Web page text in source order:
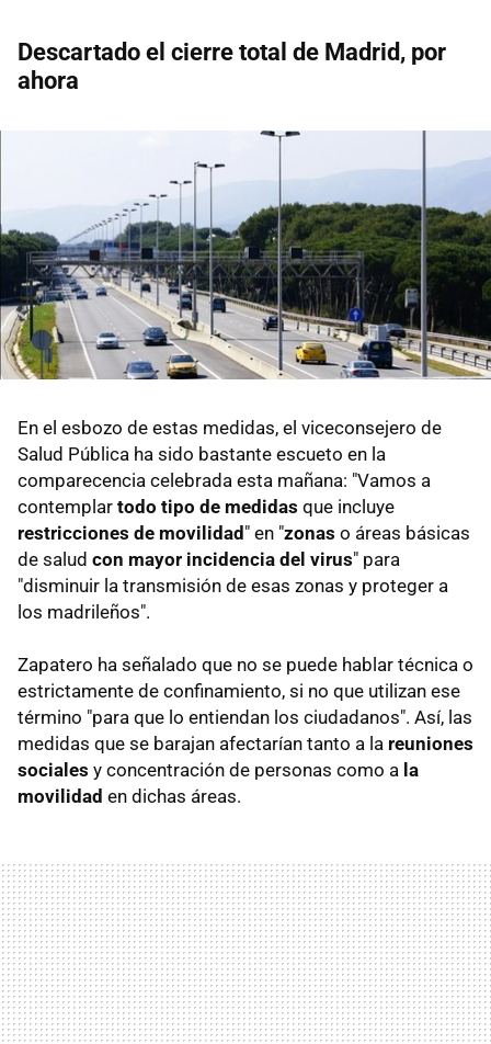
Descartado el cierre total de Madrid, por
ahora
En el esbozo de estas medidas, el viceconsejero de
Salud Pública ha sido bastante escueto en la
comparecencia celebrada esta mañana: "Vamos a
contemplar todo tipo de medidas que incluye
restricciones de movilidad " en "zonas o áreas básicas
de salud con mayor incidencia del virus" para
"disminuir la transmisión de esas zonas y proteger a
los madrileños".
Zapatero ha señalado que no se puede hablar técnica o
estrictamente de confinamiento, si no que utilizan ese
término "para que lo entiendan los ciudadanos". Así, las
medidas que se barajan afectarían tanto a la reuniones
sociales y concentración de personas como a la
movilidad en dichas áreas.